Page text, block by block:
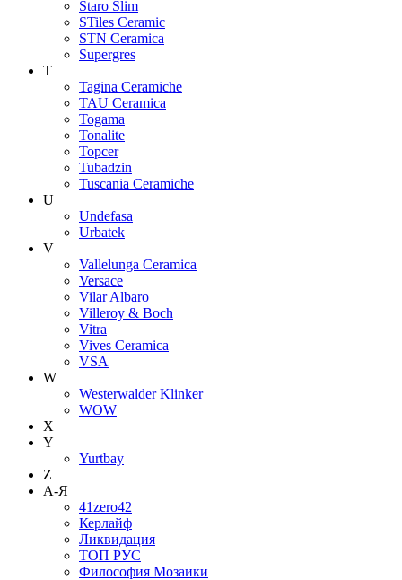
Staro Slim
STiles Ceramic
STN Ceramica
Supergres
T
Tagina Ceramiche
TAU Ceramica
Togama
Tonalite
Topcer
Tubadzin
Tuscania Ceramiche
U
Undefasa
Urbatek
V
Vallelunga Ceramica
Versace
Vilar Albaro
Villeroy & Boch
Vitra
Vives Ceramica
VSA
W
Westerwalder Klinker
WOW
X
Y
Yurtbay
Z
А-Я
41zero42
Керлайф
Ликвидация
ТОП РУС
Философия Мозаики